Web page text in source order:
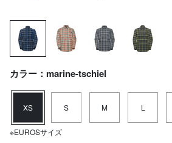
カラー：marine-tschiel
XS S M L
※EUROSサイズ